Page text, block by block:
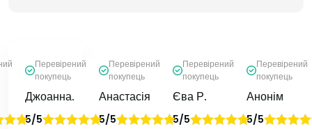
Перевірений
покупець
Джоанна.
5/5
Перевірений
покупець
Анастасія
5/5
Перевірений
покупець
Єва Р.
5/5
Перевірений
покупець
Анонім
5/5